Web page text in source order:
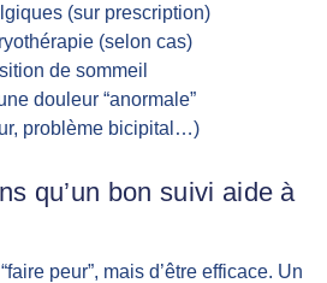
(sur prescription)
(selon cas)
de sommeil
douleur “anormale”
problème bicipital…)
qu’un bon suivi aide à
peur”, mais d’être efficace. Un